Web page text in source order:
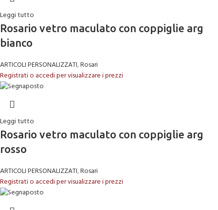
Leggi tutto
Rosario vetro maculato con coppiglie arg
bianco
ARTICOLI PERSONALIZZATI,Rosari
Registrati o accedi per visualizzare i prezzi
Leggi tutto
Rosario vetro maculato con coppiglie arg
rosso
ARTICOLI PERSONALIZZATI,Rosari
Registrati o accedi per visualizzare i prezzi